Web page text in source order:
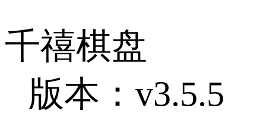
千禧棋盘
版本：v3.5.5